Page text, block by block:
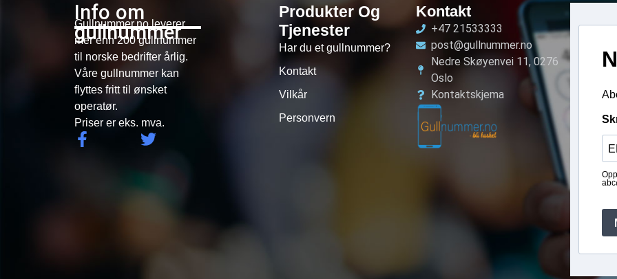
Info om
gullnummer
Gullnummer.no leverer
mer enn 200 gullnummer
til norske bedrifter årlig.
Våre gullnummer kan
flyttes fritt til ønsket
operatør.
Priser er eks. mva.
Produkter Og
Tjenester
Har du et gullnummer?
Kontakt
Vilkår
Personvern
Kontakt
+47 21533333
post@gullnummer.no
Nedre Skøyenvei 11, 0276
Oslo
Kontaktskjema